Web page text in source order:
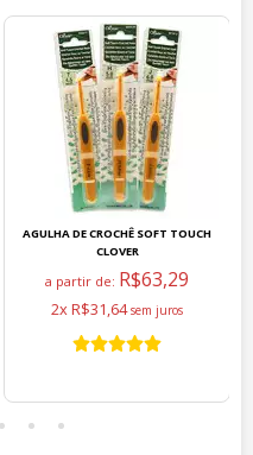
AGULHA DE CROCHÊ SOFT TOUCH
CLOVER
a partir de: R$63,29
2x R$31,64